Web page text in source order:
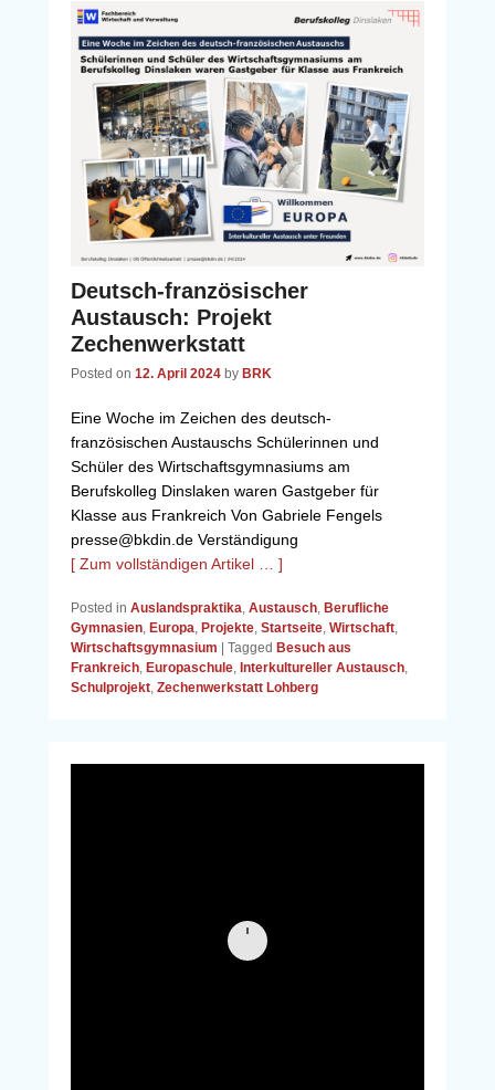
Deutsch-französischer
Austausch: Projekt
Zechenwerkstatt
Posted on 12. April 2024 by BRK
Eine Woche im Zeichen des deutsch-
französischen Austauschs Schülerinnen und
Schüler des Wirtschaftsgymnasiums am
Berufskolleg Dinslaken waren Gastgeber für
Klasse aus Frankreich Von Gabriele Fengels
presse@bkdin.de Verständigung
[ Zum vollständigen Artikel … ]
Posted in Auslandspraktika, Austausch, Berufliche
Gymnasien, Europa, Projekte, Startseite, Wirtschaft,
Wirtschaftsgymnasium | Tagged Besuch aus
Frankreich, Europaschule, Interkultureller Austausch,
Schulprojekt, Zechenwerkstatt Lohberg